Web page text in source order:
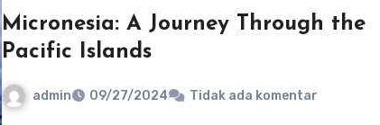
Micronesia: A Journey Through the
Pacific Islands
admin 09/27/2024 Tidak ada komentar